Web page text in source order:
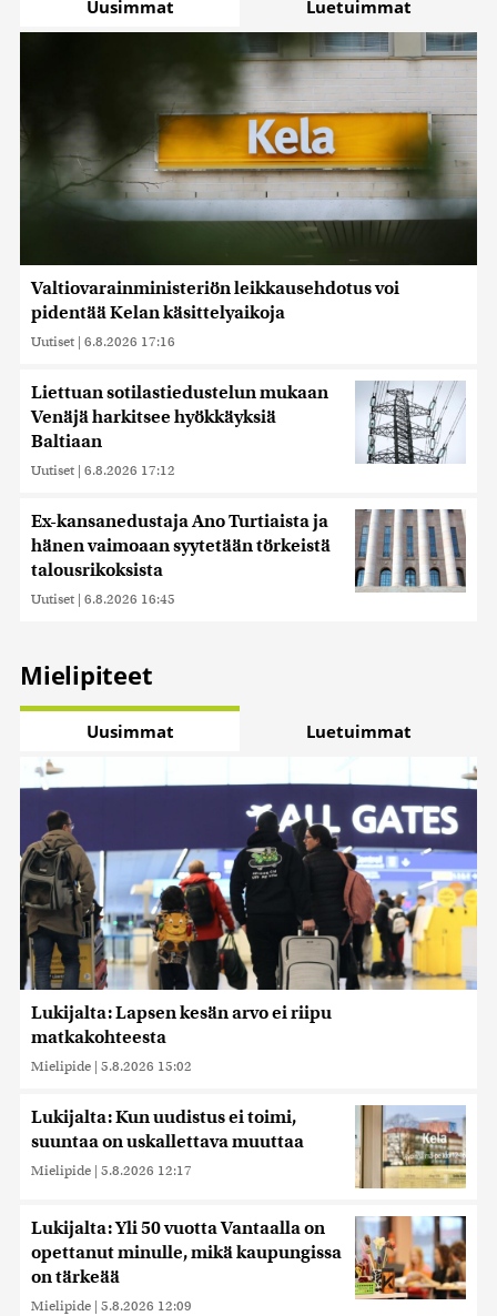
Uusimmat Luetuimmat
Valtiovarainministeriön leikkausehdotus voi
pidentää Kelan käsittelyaikoja
Uutiset | 6.8.2026 17:16
Liettuan sotilastiedustelun mukaan
Venäjä harkitsee hyökkäyksiä
Baltiaan
Uutiset | 6.8.2026 17:12
Ex-kansanedustaja Ano Turtiaista ja
hänen vaimoaan syytetään törkeistä
talousrikoksista
Uutiset | 6.8.2026 16:45
Mielipiteet
Uusimmat Luetuimmat
Lukijalta: Lapsen kesän arvo ei riipu
matkakohteesta
Mielipide | 5.8.2026 15:02
Lukijalta: Kun uudistus ei toimi,
suuntaa on uskallettava muuttaa
Mielipide | 5.8.2026 12:17
Lukijalta: Yli 50 vuotta Vantaalla on
opettanut minulle, mikä kaupungissa
on tärkeää
Mielipide | 5.8.2026 12:09